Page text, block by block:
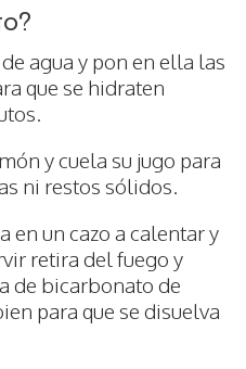
agua y pon en ella las
que se hidraten
y cuela su jugo para
ni restos sólidos.
en un cazo a calentar y
retira del fuego y
de bicarbonato de
para que se disuelva